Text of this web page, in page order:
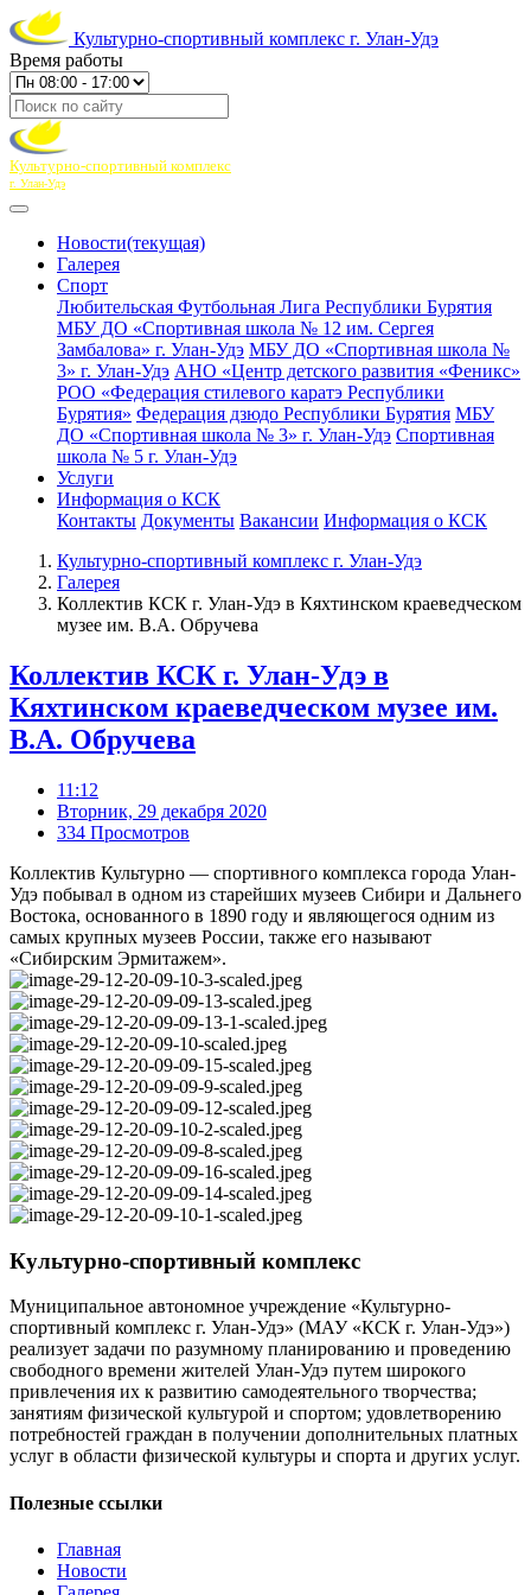
Культурно-спортивный комплекс г. Улан-Удэ
Время работы
Культурно-спортивный комплекс
г. Улан-Удэ
Новости(текущая)
Галерея
Спорт
Любительская Футбольная Лига Республики Бурятия
МБУ ДО «Спортивная школа № 12 им. Сергея
Замбалова» г. Улан-Удэ МБУ ДО «Спортивная школа №
3» г. Улан-Удэ АНО «Центр детского развития «Феникс»
РОО «Федерация стилевого каратэ Республики
Бурятия» Федерация дзюдо Республики Бурятия МБУ
ДО «Спортивная школа № 3» г. Улан-Удэ Спортивная
школа № 5 г. Улан-Удэ
Услуги
Информация о КСК
Контакты Документы Вакансии Информация о КСК
Культурно-спортивный комплекс г. Улан-Удэ
Галерея
Коллектив КСК г. Улан-Удэ в Кяхтинском краеведческом
музее им. В.А. Обручева
Коллектив КСК г. Улан-Удэ в
Кяхтинском краеведческом музее им.
В.А. Обручева
11:12
Вторник, 29 декабря 2020
334 Просмотров
Коллектив Культурно — спортивного комплекса города Улан-
Удэ побывал в одном из старейших музеев Сибири и Дальнего
Востока, основанного в 1890 году и являющегося одним из
самых крупных музеев России, также его называют
«Сибирским Эрмитажем».
Культурно-спортивный комплекс
Муниципальное автономное учреждение «Культурно-
спортивный комплекс г. Улан-Удэ» (МАУ «КСК г. Улан-Удэ»)
реализует задачи по разумному планированию и проведению
свободного времени жителей Улан-Удэ путем широкого
привлечения их к развитию самодеятельного творчества;
занятиям физической культурой и спортом; удовлетворению
потребностей граждан в получении дополнительных платных
услуг в области физической культуры и спорта и других услуг.
Полезные ссылки
Главная
Новости